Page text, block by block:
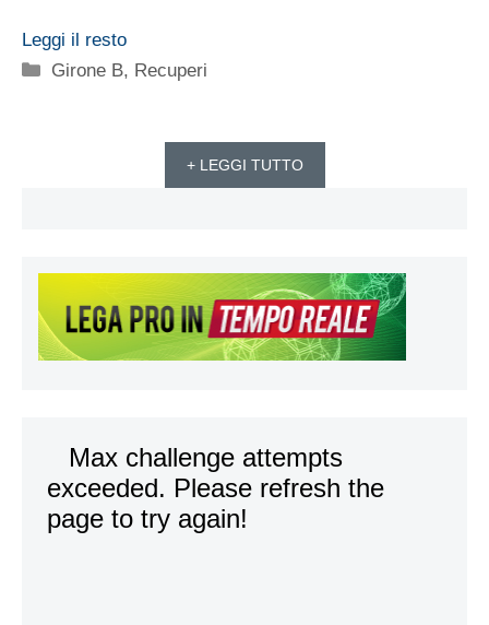
Leggi il resto
Categorie
Girone B, Recuperi
+ LEGGI TUTTO